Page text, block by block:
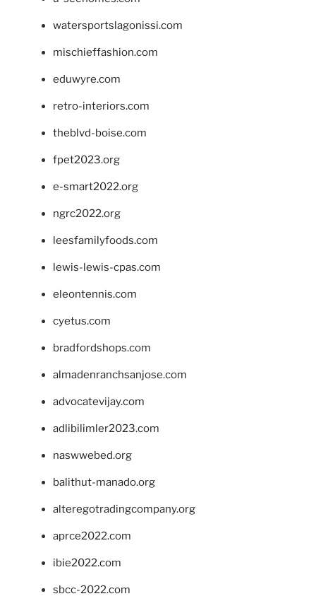
watersportslagonissi.com
mischieffashion.com
eduwyre.com
retro-interiors.com
theblvd-boise.com
fpet2023.org
e-smart2022.org
ngrc2022.org
leesfamilyfoods.com
lewis-lewis-cpas.com
eleontennis.com
cyetus.com
bradfordshops.com
almadenranchsanjose.com
advocatevijay.com
adlibilimler2023.com
naswwebed.org
balithut-manado.org
alteregotradingcompany.org
aprce2022.com
ibie2022.com
sbcc-2022.com